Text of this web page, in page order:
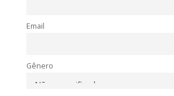
Email
Gênero